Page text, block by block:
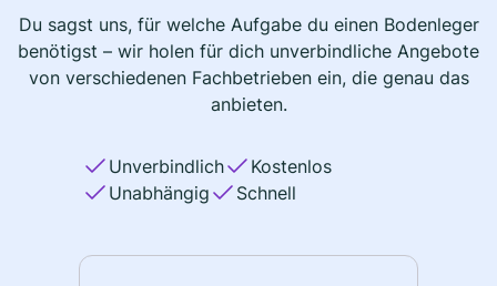
Du sagst uns, für welche Aufgabe du einen Bodenleger
benötigst – wir holen für dich unverbindliche Angebote
von verschiedenen Fachbetrieben ein, die genau das
anbieten.
Unverbindlich
Kostenlos
Unabhängig
Schnell